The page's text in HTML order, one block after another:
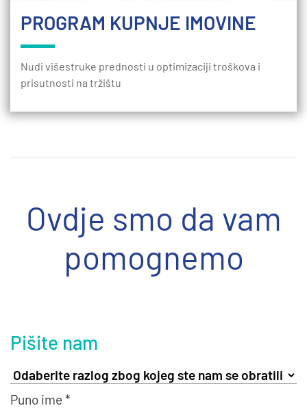
PROGRAM KUPNJE IMOVINE
Nudi višestruke prednosti u optimizaciji troškova i
prisutnosti na tržištu
Ovdje smo da vam
pomognemo
Pišite nam
Puno ime *